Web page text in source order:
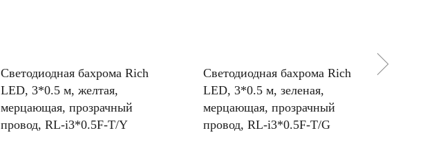
Светодиодная бахрома Rich
LED, 3*0.5 м, желтая,
мерцающая, прозрачный
провод, RL-i3*0.5F-T/Y
Светодиодная бахрома Rich
LED, 3*0.5 м, зеленая,
мерцающая, прозрачный
провод, RL-i3*0.5F-T/G